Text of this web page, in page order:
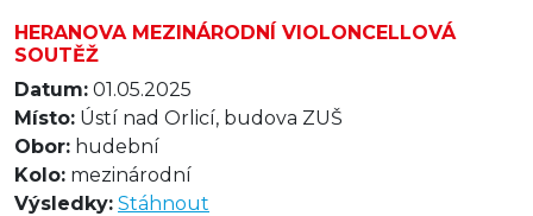
HERANOVA MEZINÁRODNÍ VIOLONCELLOVÁ
SOUTĚŽ
Datum: 01.05.2025
Místo: Ústí nad Orlicí, budova ZUŠ
Obor: hudební
Kolo: mezinárodní
Výsledky: Stáhnout